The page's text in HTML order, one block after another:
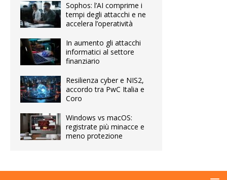
Sophos: l’AI comprime i
tempi degli attacchi e ne
accelera l’operatività
In aumento gli attacchi
informatici al settore
finanziario
Resilienza cyber e NIS2,
accordo tra PwC Italia e
Coro
Windows vs macOS:
registrate più minacce e
meno protezione